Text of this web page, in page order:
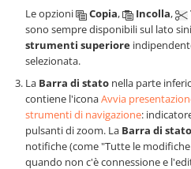
Le opzioni
Copia, Incolla,
sono sempre disponibili sul lato
strumenti superiore
selezionata.
La Barra di stato nella parte
contiene l'iconaAvvia
strumenti di navigazione:
pulsanti di zoom. La Barra di stato
notifiche (come "Tutte le
quando non c'è connessione e